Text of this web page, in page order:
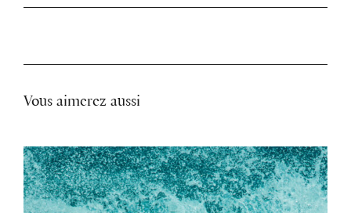
Vous aimerez aussi